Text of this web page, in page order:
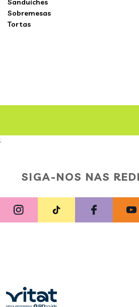
Sanduíches
Sobremesas
Tortas
;
SIGA-NOS NAS